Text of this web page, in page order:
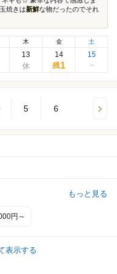
焼きは新鮮な物だったのでそれ
木
13
金
14
残1
土
15
5 6
もっと見る
円～
表示する